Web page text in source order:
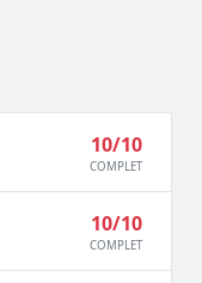
10/10
COMPLET
10/10
COMPLET